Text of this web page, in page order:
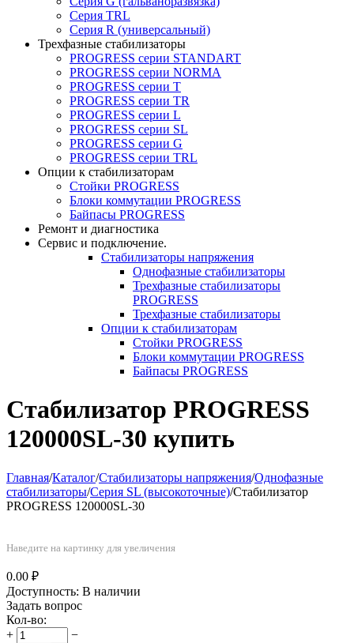
Серия TRL
Серия R (универсальный)
Трехфазные стабилизаторы
PROGRESS cерии STANDART
PROGRESS cерии NORMA
PROGRESS серии Т
PROGRESS серии ТR
PROGRESS серии L
PROGRESS серии SL
PROGRESS серии G
PROGRESS серии TRL
Опции к стабилизаторам
Стойки PROGRESS
Блоки коммутации PROGRESS
Байпасы PROGRESS
Ремонт и диагностика
Сервис и подключение.
Стабилизаторы напряжения
Однофазные стабилизаторы
Трехфазные стабилизаторы
PROGRESS
Трехфазные стабилизаторы
Опции к стабилизаторам
Стойки PROGRESS
Блоки коммутации PROGRESS
Байпасы PROGRESS
Стабилизатор PROGRESS
120000SL-30 купить
Главная/Каталог/Стабилизаторы напряжения/Однофазные
стабилизаторы/Серия SL (высокоточные)/Стабилизатор
PROGRESS 120000SL-30
Наведите на картинку для увеличения
0.00 ₽
Доступность: В наличии
Задать вопрос
Кол-во:
+
−